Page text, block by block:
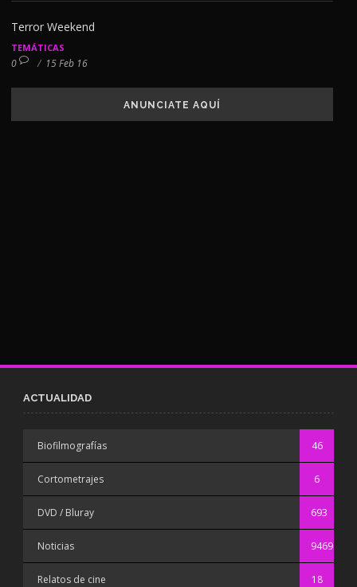
Terror Weekend
TEMÁTICAS
0 / 15 Feb 16
ANUNCIATE AQUÍ
ACTUALIDAD
Biofilmografías 46
Cortometrajes 6
DVD / Bluray 693
Noticias 9469
Relatos de cine 18